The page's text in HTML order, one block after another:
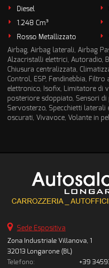
Diesel
1.248 Cm³
Rosso Metallizzato
Airbag, Airbag laterali, Airbag
Alzacristalli elettrici, Autoradio,
Chiusura centralizzata,
Control, ESP, Fendinebbia,
elettronico, Isofix, Limitatore di
posteriore sdoppiato, Sensori
Servosterzo, Specchietti laterali
oscurati, Vivavoce, Volante in
Sede Espositiva
Zona Industriale Villanova, 1
32013 Longarone (BL)
Telefono:
+39